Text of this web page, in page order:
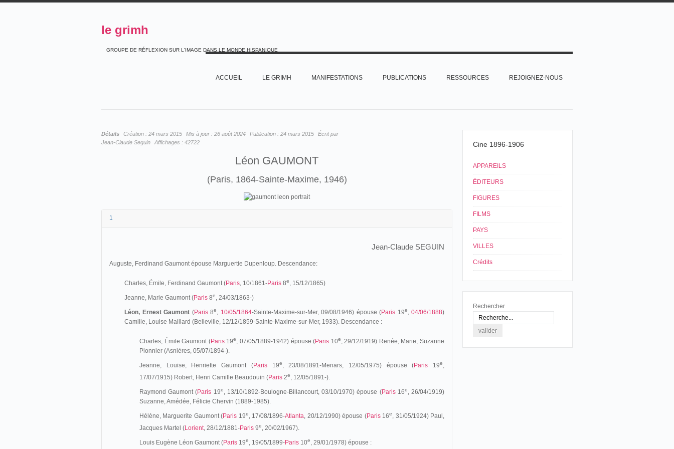
le grimh
GROUPE DE RÉFLEXION SUR L'IMAGE DANS LE MONDE HISPANIQUE
ACCUEIL LE GRIMH MANIFESTATIONS PUBLICATIONS RESSOURCES REJOIGNEZ-NOUS
Détails Création : 24 mars 2015 Mis à jour : 26 août 2024 Publication : 24 mars 2015
Écrit par
Jean-Claude Seguin
Affichages : 42722
Léon GAUMONT
(Paris, 1864-Sainte-Maxime, 1946)
1
Jean-Claude SEGUIN
Auguste, Ferdinand Gaumont épouse Marguertie Dupenloup. Descendance:
Charles, Émile, Ferdinand Gaumont (Paris, 10/1861-Paris 8e, 15/12/1865)
Jeanne, Marie Gaumont (Paris 8e, 24/03/1863-)
Léon, Ernest Gaumont (Paris8e, 10/05/1864-Sainte-Maxime-sur-Mer, 09/08/1946) épouse (Paris 19e, 04/06/1888)
Camille, Louise Maillard (Belleville, 12/12/1859-Sainte-Maxime-sur-Mer, 1933). Descendance :
Charles, Émile Gaumont (Paris19e, 07/05/1889-1942) épouse (Paris 10e, 29/12/1919) Renée, Marie, Suzanne
Pionnier (Asnières, 05/07/1894-).
Jeanne, Louise, Henriette Gaumont (Paris19e, 23/08/1891-Menars, 12/05/1975) épouse (Paris 19e,
17/07/1915) Robert, Henri Camille Beaudouin (Paris 2e, 12/05/1891-).
Raymond Gaumont (Paris 19e, 13/10/1892-Boulogne-Billancourt, 03/10/1970) épouse (Paris16e, 26/04/1919)
Suzanne, Amédée, Félicie Chervin (1889-1985).
Hélène, Marguerite Gaumont (Paris 19e, 17/08/1896-Atlanta, 20/12/1990) épouse (Paris16e, 31/05/1924) Paul,
Jacques Martel (Lorient, 28/12/1881-Paris 9e, 20/02/1967).
Louis Eugène Léon Gaumont (Paris 19e, 19/05/1899-Paris 10e, 29/01/1978) épouse :
Cine 1896-1906
APPAREILS
ÉDITEURS
FIGURES
FILMS
PAYS
VILLES
Crédits
Rechercher